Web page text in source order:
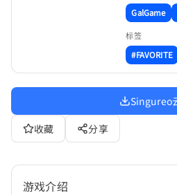
GalGame
标签
#FAVORITE
Singureo
收藏
分享
游戏介绍